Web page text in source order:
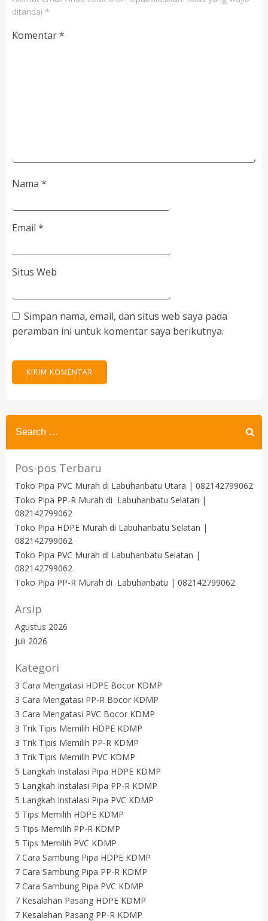
ditandai *
Komentar*
Nama *
Email *
Situs Web
Simpan nama, email, dan situs web saya pada
peramban ini untuk komentar saya berikutnya.
Search
for:
Pos-pos Terbaru
Toko Pipa PVC Murah di Labuhanbatu Utara | 082142799062
Toko Pipa PP-R Murah di Labuhanbatu Selatan |
082142799062
Toko Pipa HDPE Murah di Labuhanbatu Selatan |
082142799062
Toko Pipa PVC Murah di Labuhanbatu Selatan |
082142799062
Toko Pipa PP-R Murah di Labuhanbatu | 082142799062
Arsip
Agustus 2026
Juli 2026
Kategori
3 Cara Mengatasi HDPE Bocor KDMP
3 Cara Mengatasi PP-R Bocor KDMP
3 Cara Mengatasi PVC Bocor KDMP
3 Trik Tipis Memilih HDPE KDMP
3 Trik Tipis Memilih PP-R KDMP
3 Trik Tipis Memilih PVC KDMP
5 Langkah Instalasi Pipa HDPE KDMP
5 Langkah Instalasi Pipa PP-R KDMP
5 Langkah Instalasi Pipa PVC KDMP
5 Tips Memilih HDPE KDMP
5 Tips Memilih PP-R KDMP
5 Tips Memilih PVC KDMP
7 Cara Sambung Pipa HDPE KDMP
7 Cara Sambung Pipa PP-R KDMP
7 Cara Sambung Pipa PVC KDMP
7 Kesalahan Pasang HDPE KDMP
7 Kesalahan Pasang PP-R KDMP